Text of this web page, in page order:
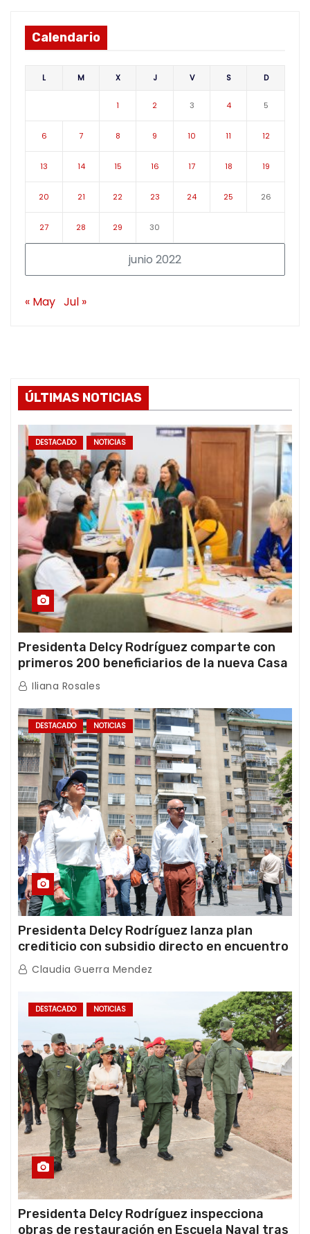
Calendario
junio 2022
L M X J V S D
1 2 3 4 5
6 7 8 9 10 11 12
13 14 15 16 17 18 19
20 21 22 23 24 25 26
27 28 29 30
« May Jul »
ÚLTIMAS NOTICIAS
DESTACADO NOTICIAS
Presidenta Delcy Rodríguez comparte con
primeros 200 beneficiarios de la nueva Casa
de los Abuelos “La Primavera” en Caracas
Iliana Rosales
DESTACADO NOTICIAS
Presidenta Delcy Rodríguez lanza plan
crediticio con subsidio directo en encuentro
con Juntas de Condominio
Claudia Guerra Mendez
DESTACADO NOTICIAS
Presidenta Delcy Rodríguez inspecciona
obras de restauración en Escuela Naval tras